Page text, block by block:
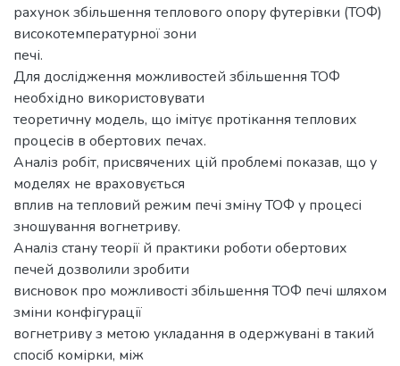
рахунок збільшення теплового опору футерівки (ТОФ)
високотемпературної зони
печі.
Для дослідження можливостей збільшення ТОФ
необхідно використовувати
теоретичну модель, що імітує протікання теплових
процесів в обертових печах.
Аналіз робіт, присвячених цій проблемі показав, що у
моделях не враховується
вплив на тепловий режим печі зміну ТОФ у процесі
зношування вогнетриву.
Аналіз стану теорії й практики роботи обертових
печей дозволили зробити
висновок про можливості збільшення ТОФ печі шляхом
зміни конфігурації
вогнетриву з метою укладання в одержувані в такий
спосіб комірки, між